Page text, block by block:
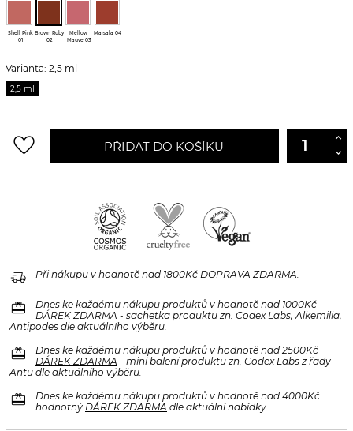
Shell Pink
01
Brown Ruby
02
Mellow
Mauve 03
Marsala 04
Varianta: 2,5 ml
2,5 ml
favorite_border PŘIDAT DO KOŠÍKU
delivery_truck_speed Při nákupu v hodnotě nad 1800Kč DOPRAVA ZDARMA.
redeem
Dnes ke každému nákupu produktů v hodnotě nad 1000Kč
DÁREK ZDARMA - sachetka produktu zn. Codex Labs, Alkemilla,
Antipodes dle aktuálního výběru.
redeem
Dnes ke každému nákupu produktů v hodnotě nad 2500Kč
DÁREK ZDARMA - mini balení produktu zn. Codex Labs z řady
Antü dle aktuálního výběru.
redeem
Dnes ke každému nákupu produktů v hodnotě nad 4000Kč
hodnotný DÁREK ZDARMA dle aktuální nabídky.